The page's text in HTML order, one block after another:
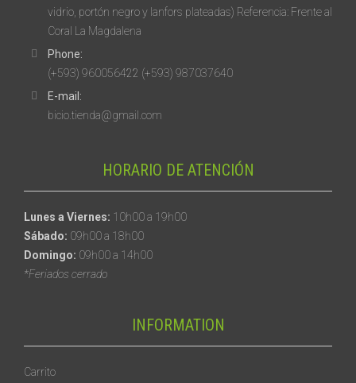
vidrio, portón negro y lanfors plateadas) Referencia: Frente al
Coral La Magdalena
Phone:
(+593) 960056422 (+593) 987037640
E-mail:
bicio.tienda@gmail.com
HORARIO DE ATENCIÓN
Lunes a Viernes: 10h00 a 19h00
Sábado: 09h00 a 18h00
Domingo: 09h00 a 14h00
*Feriados cerrado
INFORMATION
Carrito